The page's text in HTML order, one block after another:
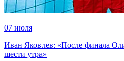
07 июля
Иван Яковлев: «После финала
шести утра»